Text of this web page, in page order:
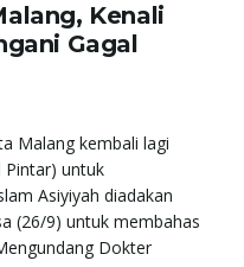
Kenali
Gagal
Malang kembali lagi
untuk
Asiyiyah diadakan
(26/9) untuk membahas
Dokter